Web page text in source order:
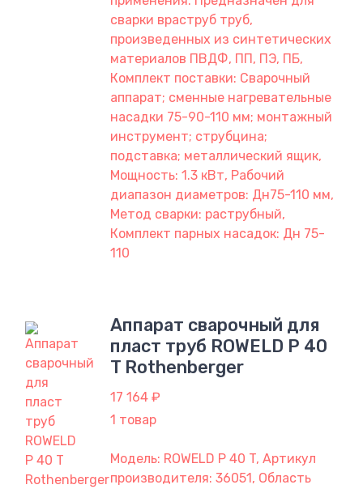
сварки враструб труб,
произведенных из синтетических
материалов ПВДФ, ПП, ПЭ, ПБ,
Комплект поставки: Сварочный
аппарат; сменные нагревательные
насадки 75-90-110 мм; монтажный
инструмент; струбцина;
подставка; металлический ящик,
Мощность: 1.3 кВт, Рабочий
диапазон диаметров: Дн75-110 мм,
Метод сварки: раструбный,
Комплект парных насадок: Дн 75-
110
Аппарат сварочный для
пласт труб ROWELD P 40
T Rothenberger
17 164 ₽
1 товар
Модель: ROWELD P 40 T, Артикул
производителя: 36051, Область